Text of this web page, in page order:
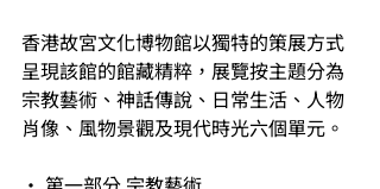
香港故宮文化博物館以獨特的策展方式
呈現該館的館藏精粹，展覽按主題分為
宗教藝術、神話傳說、日常生活、人物
肖像、風物景觀及現代時光六個單元。